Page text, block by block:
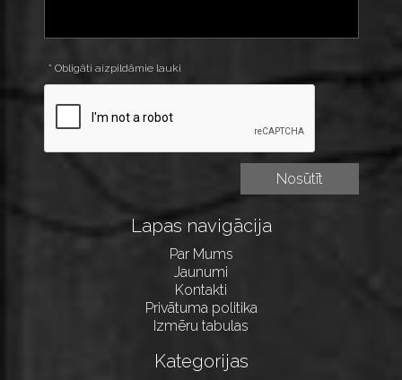
* Obligāti aizpildāmie lauki
Lapas navigācija
Par Mums
Jaunumi
Kontakti
Privātuma politika
Izmēru tabulas
Kategorijas